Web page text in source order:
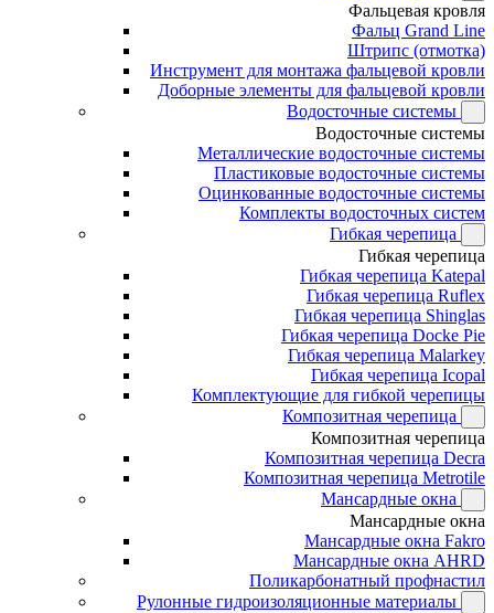
Фальцевая кровля
Фальц Grand Line
Штрипс (отмотка)
Инструмент для монтажа фальцевой кровли
Доборные элементы для фальцевой кровли
Водосточные системы
Водосточные системы
Металлические водосточные системы
Пластиковые водосточные системы
Оцинкованные водосточные системы
Комплекты водосточных систем
Гибкая черепица
Гибкая черепица
Гибкая черепица Katepal
Гибкая черепица Ruflex
Гибкая черепица Shinglas
Гибкая черепица Docke Pie
Гибкая черепица Malarkey
Гибкая черепица Icopal
Комплектующие для гибкой черепицы
Композитная черепица
Композитная черепица
Композитная черепица Decra
Композитная черепица Metrotile
Мансардные окна
Мансардные окна
Мансардные окна Fakro
Мансардные окна AHRD
Поликарбонатный профнастил
Рулонные гидроизоляционные материалы